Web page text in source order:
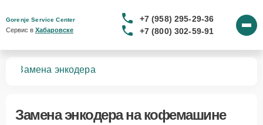
Gorenje Service Center
Сервис в Хабаровске
+7 (958) 295-29-36
+7 (800) 302-59-91
Замена энкодера
Замена энкодерана кофемашине